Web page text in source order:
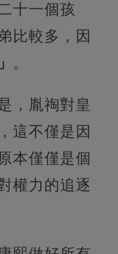
十一個孩
比較多，因
。
，胤祹對皇
這不僅是因
本僅僅是個
權力的追逐